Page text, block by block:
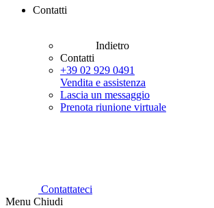
Contatti
Indietro
Contatti
+39 02 929 0491
Vendita e assistenza
Lascia un messaggio
Prenota riunione virtuale
Contattateci
Menu Chiudi